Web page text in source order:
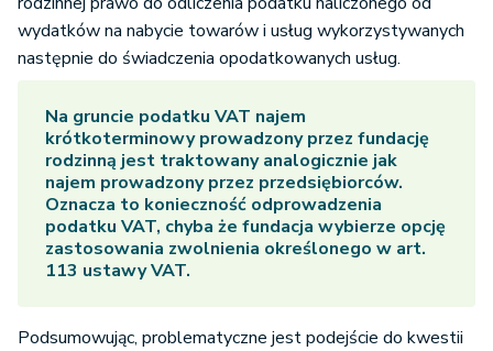
wydatków na nabycie towarów i usług wykorzystywanych
następnie do świadczenia opodatkowanych usług.
Na gruncie podatku VAT najem
krótkoterminowy prowadzony przez fundację
rodzinną jest traktowany analogicznie jak
najem prowadzony przez przedsiębiorców.
Oznacza to konieczność odprowadzenia
podatku VAT, chyba że fundacja wybierze opcję
zastosowania zwolnienia określonego w art.
113 ustawy VAT.
Podsumowując, problematyczne jest podejście do kwestii